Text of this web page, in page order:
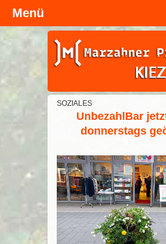
Kopfzeile
SOZIALES
UnbezahlBar
donnerstags
Menü